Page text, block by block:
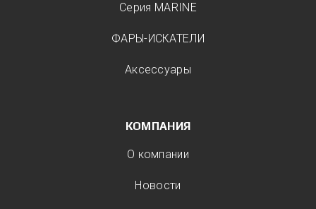
Серия MARINE
ФАРЫ-ИСКАТЕЛИ
Аксессуары
КОМПАНИЯ
О компании
Новости